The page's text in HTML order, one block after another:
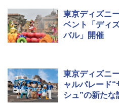
東京ディズニ
ベント「ディ
バル」開催
東京ディズニ
ャルパレード
シュ”の新たな